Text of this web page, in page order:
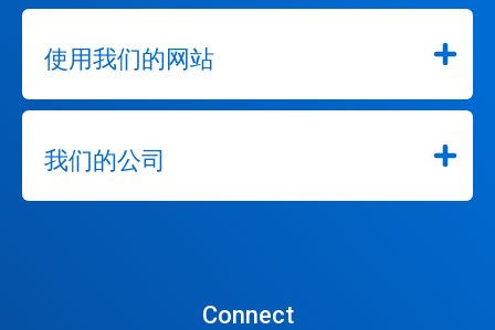
使用我们的网站
我们的公司
Connect